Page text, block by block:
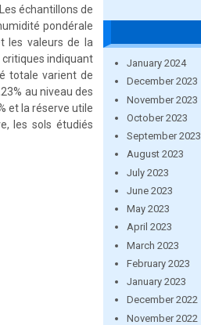
échantillons de
pondérale
les valeurs de la
indiquant
totale varient de
au niveau des
et la réserve utile
les sols étudiés
January 2024
December 2023
November 2023
October 2023
September 2023
August 2023
July 2023
June 2023
May 2023
April 2023
March 2023
February 2023
January 2023
December 2022
November 2022